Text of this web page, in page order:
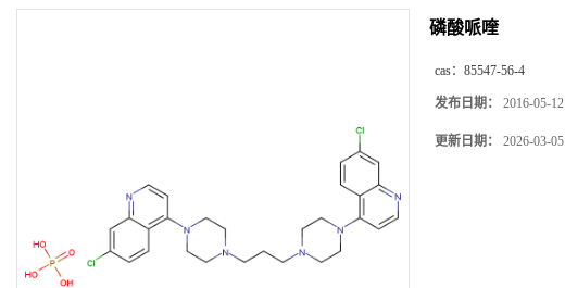
磷酸哌喹
cas： 85547-56-4
发布日期： 2016-05-12
更新日期： 2026-03-05